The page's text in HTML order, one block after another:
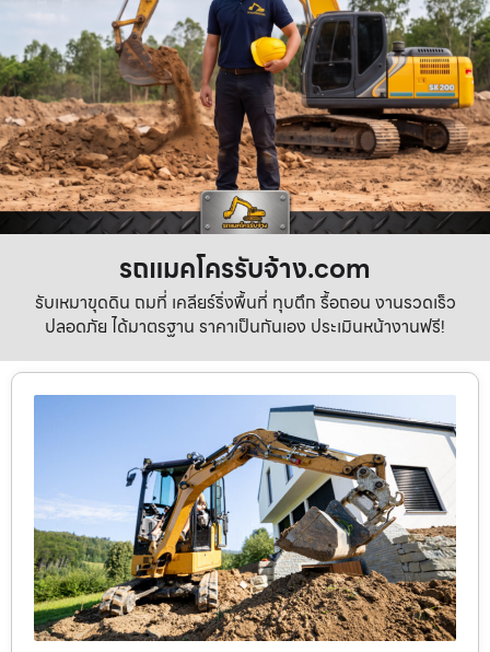
รถแมคโครรับจ้าง.com
รับเหมาขุดดิน ถมที่ เคลียร์ริ่งพื้นที่ ทุบตึก รื้อถอน งานรวดเร็ว
ปลอดภัย ได้มาตรฐาน ราคาเป็นกันเอง ประเมินหน้างานฟรี!